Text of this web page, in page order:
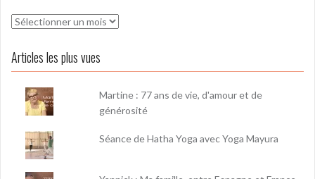
Archives
Articles les plus vues
Martine : 77 ans de vie, d'amour et de
générosité
Séance de Hatha Yoga avec Yoga Mayura